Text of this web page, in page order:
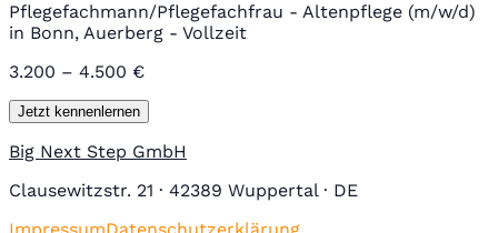
Pflegefachmann/Pflegefachfrau - Altenpflege (m/w/d)
in Bonn, Auerberg - Vollzeit
3.200 – 4.500 €
Jetzt kennenlernen
Big Next Step GmbH
Clausewitzstr. 21 · 42389 Wuppertal · DE